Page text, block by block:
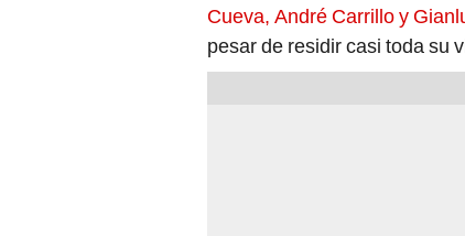
Cueva, André Carrillo y
pesar de residir casi toda su